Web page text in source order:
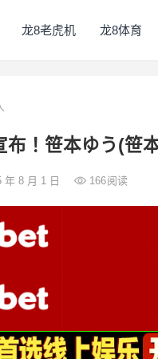
龙8老虎机 龙8体育
布！笹本ゆう(笹
年 8 月 1 日 166阅读